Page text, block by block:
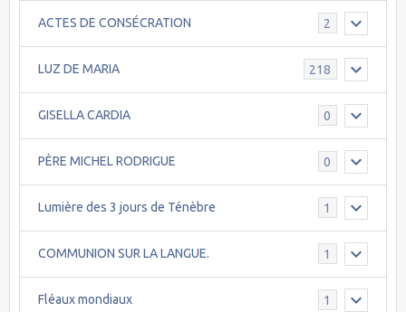
ACTES DE CONSÉCRATION 2
LUZ DE MARIA 218
GISELLA CARDIA 0
PÈRE MICHEL RODRIGUE 0
Lumière des 3 jours de Ténèbre 1
COMMUNION SUR LA LANGUE. 1
Fléaux mondiaux 1